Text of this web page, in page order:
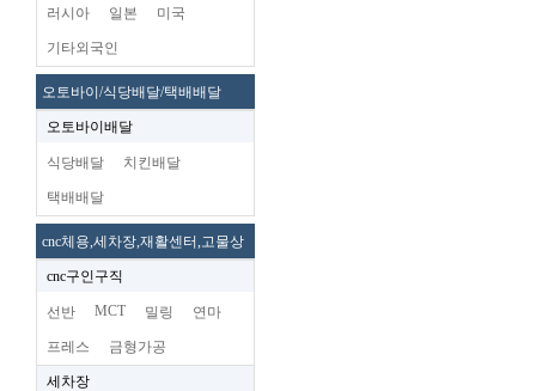
러시아 일본 미국
기타외국인
오토바이/식당배달/택배배달
오토바이배달
식당배달 치킨배달
택배배달
cnc체용,세차장,재활센터,고물상
cnc구인구직
선반 MCT 밀링 연마
프레스 금형가공
세차장